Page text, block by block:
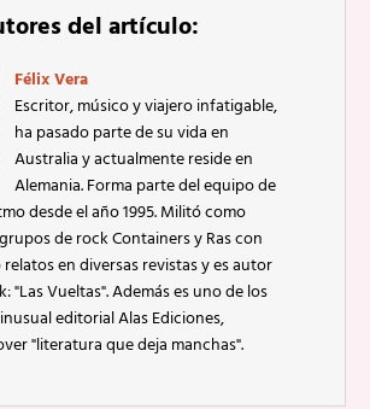
del artículo:
Félix Vera
Escritor, músico y viajero infatigable,
ha pasado parte de su vida en
Australia y actualmente reside en
Alemania. Forma parte del equipo de
desde el año 1995. Militó como
de rock Containers y Ras con
relatos en diversas revistas y es autor
"Las Vueltas". Además es uno de los
editorial Alas Ediciones,
"literatura que deja manchas".